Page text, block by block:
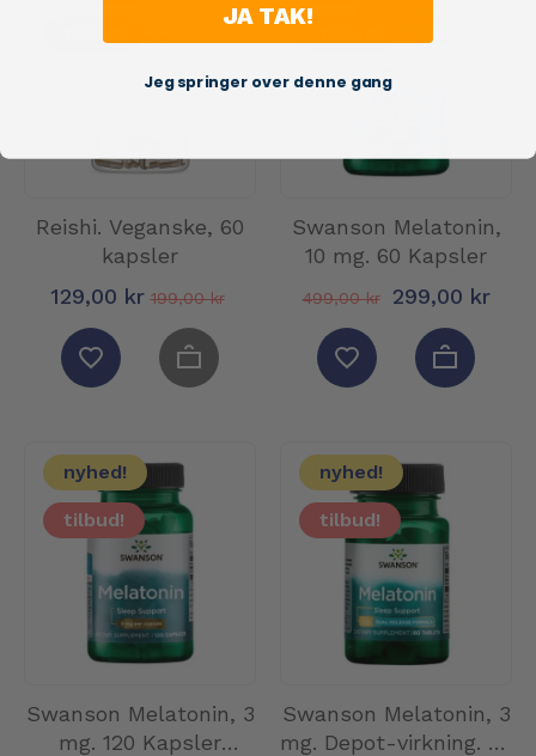
Reishi. Veganske, 60
kapsler
129,00 kr 199,00 kr
Swanson Melatonin,
10 mg. 60 Kapsler
499,00 kr 299,00 kr
nyhed!
tilbud!
Swanson Melatonin, 3
mg. 120 Kapsler
nyhed!
tilbud!
Swanson Melatonin, 3
mg. Depot-virkning. 60
JA TAK!
Jeg springer over denne gang